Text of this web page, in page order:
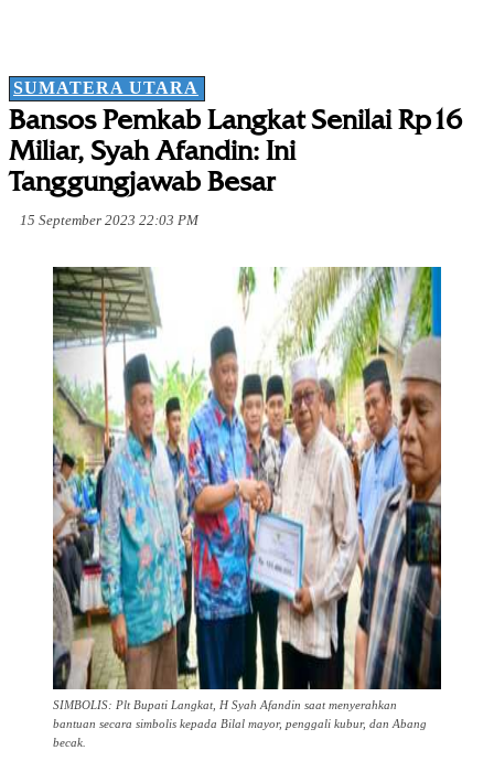
SUMATERA UTARA
Bansos Pemkab Langkat Senilai Rp16
Miliar, Syah Afandin: Ini
Tanggungjawab Besar
15 September 2023 22:03 PM
SIMBOLIS: Plt Bupati Langkat, H Syah Afandin saat menyerahkan
bantuan secara simbolis kepada Bilal mayor, penggali kubur, dan Abang
becak.